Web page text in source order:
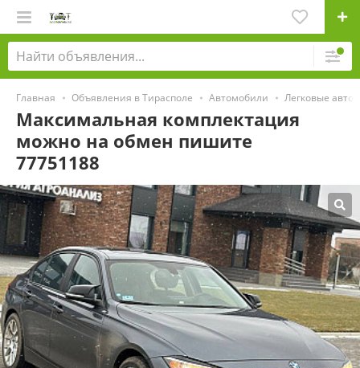
Главная Объявления в Тирасполе Автомобили Легковые
Максимальная комплектация
можно на обмен пишите
77751188